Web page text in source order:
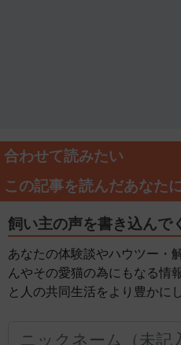
合わせて読みたい
この記事を読んだあなた
飼い主の声を書き込んで
あなたの体験談やハウツー・
んやその愛猫の為にもなる情
と人の共同生活をより豊かに